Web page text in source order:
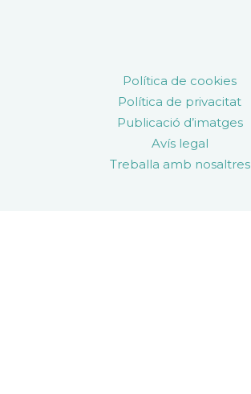
Política de cookies
Política de privacitat
Publicació d’imatges
Avís legal
Treballa amb nosaltres